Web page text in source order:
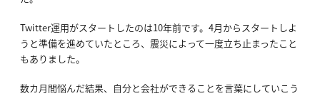
Twitter運用がスタートしたのは10年前です。4月からスタートしよ
うと準備を進めていたところ、震災によって一度立ち止まったこと
もありました。
数カ月間悩んだ結果、自分と会社ができることを言葉にしていこう